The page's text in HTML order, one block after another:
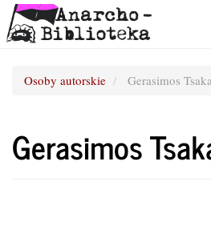
Osoby autorskie Gerasimos
Gerasimos